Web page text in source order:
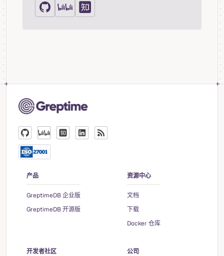
产品
GreptimeDB 企业版
GreptimeDB 开源版
资源中心
文档
下载
Docker 仓库
开发者社区 公司